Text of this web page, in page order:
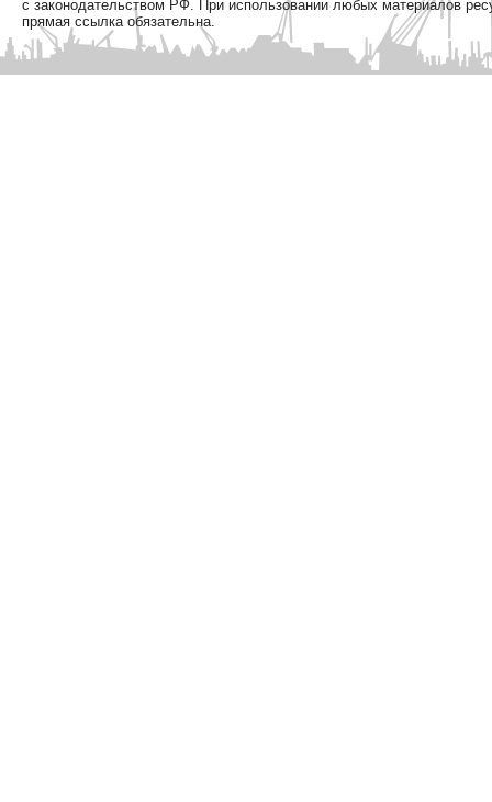
с законодательством РФ. При использовании любых материалов
прямая ссылка обязательна.